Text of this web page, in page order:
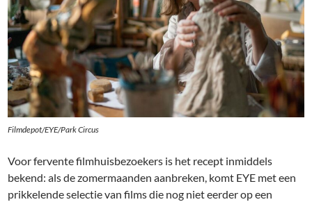
Filmdepot/EYE/Park Circus
Voor fervente filmhuisbezoekers is het recept inmiddels
bekend: als de zomermaanden aanbreken, komt EYE met een
prikkelende selectie van films die nog niet eerder op een